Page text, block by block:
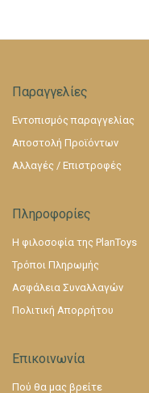
Παραγγελίες
Εντοπισμός παραγγελίας
Αποστολή Προϊόντων
Αλλαγές / Επιστροφές
Πληροφορίες
Η φιλοσοφία της PlanToys
Τρόποι Πληρωμής
Ασφάλεια Συναλλαγών
Πολιτική Απορρήτου
Επικοινωνία
Πού θα μας βρείτε